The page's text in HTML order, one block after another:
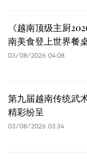
《越南顶级主厨
南美食登上世界餐
03/08/2026 04:08
第九届越南传统武
精彩纷呈
03/08/2026 03:34